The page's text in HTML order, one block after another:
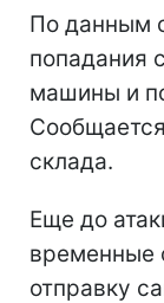
По данным
попадания
машины и
склада.
Еще до
временные
отправку